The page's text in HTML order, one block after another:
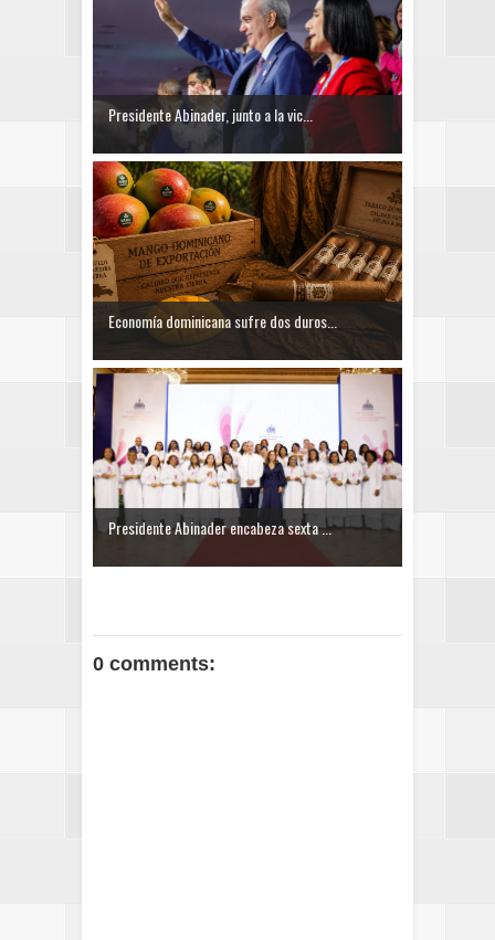
Presidente Abinader, junto a la vic...
Economía dominicana sufre dos duros...
Presidente Abinader encabeza sexta ...
0 comments: